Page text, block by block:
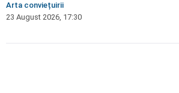
Arta conviețuirii
23 August 2026, 17:30